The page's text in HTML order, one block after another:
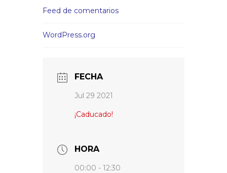
Feed de comentarios
WordPress.org
FECHA
Jul 29 2021
¡Caducado!
HORA
00:00 - 12:30